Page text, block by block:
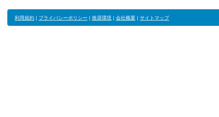
利用規約 | プライバシーポリシー | 推奨環境 | 会社概要 | サイトマップ